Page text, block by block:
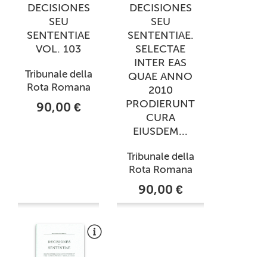
DECISIONES
SEU
SENTENTIAE
VOL. 103
Tribunale della
Rota Romana
90,00 €
DECISIONES
SEU
SENTENTIAE.
SELECTAE
INTER EAS
QUAE ANNO
2010
PRODIERUNT
CURA
EIUSDEM...
Tribunale della
Rota Romana
90,00 €